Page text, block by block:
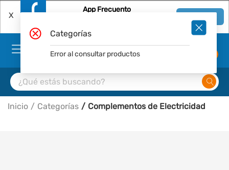
X
App Frecuento
Inicio Categorías Complementos de Electricidad
Categorías
Error al consultar productos